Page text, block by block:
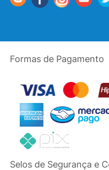
Formas de Pagamento
Selos de Segurança e